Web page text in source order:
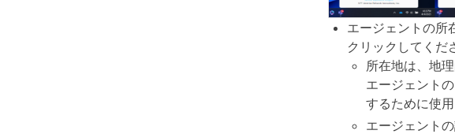
エージェントの所
クリックしてくだ
所在地は、地
エージェント
するために使用
エージェント